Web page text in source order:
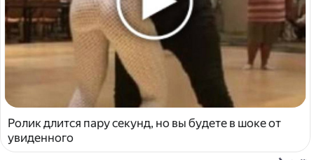
Ролик длится пару секунд, но вы будете в шоке от
увиденного